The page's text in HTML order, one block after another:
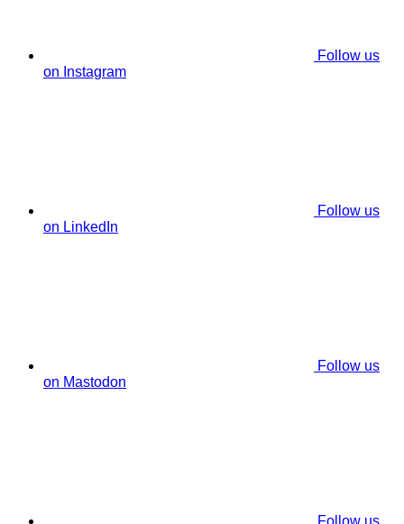
Follow us
on Instagram
Follow us
on LinkedIn
Follow us
on Mastodon
Follow us